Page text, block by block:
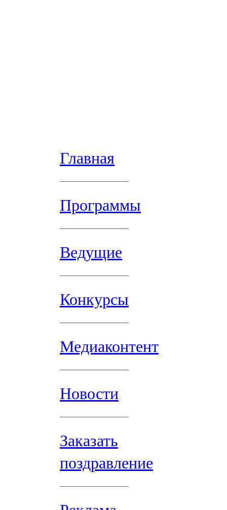
Главная
Программы
Ведущие
Конкурсы
Медиаконтент
Новости
Заказать
поздравление